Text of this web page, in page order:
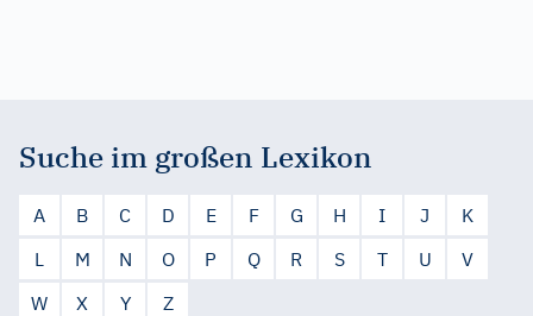
Suche im großen Lexikon
A B C D E F G H I J
K
L
M N O P Q R S T U
V
W
X Y Z